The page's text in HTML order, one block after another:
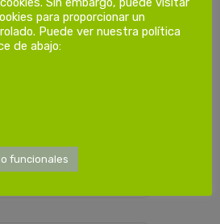
de
para proporcionar un
Puede ver nuestra política
de abajo:
funcionales